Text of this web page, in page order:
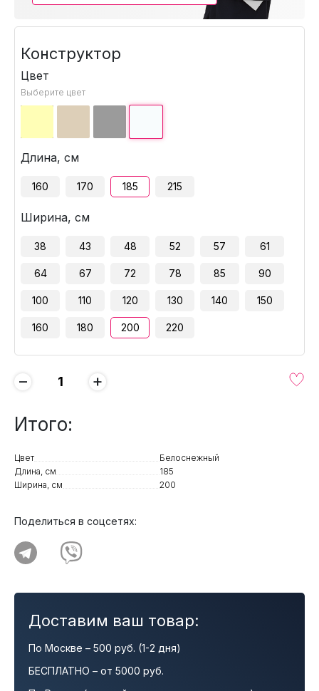
Конструктор
Цвет
Выберите цвет
Длина, см
160 170 185 215
Ширина, см
38 43 48 52 57 61
64 67 72 78 85 90
100 110 120 130 140 150
160 180 200 220
− +
Итого:
Цвет
Белоснежный
Длина, см
185
Ширина, см
200
Поделиться в соцсетях:
Доставим ваш товар:
По Москве – 500 руб. (1-2 дня)
БЕСПЛАТНО – от 5000 руб.